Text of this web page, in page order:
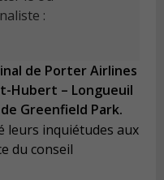
:
de Porter Airlines
Hubert – Longueuil
Greenfield Park.
leurs inquiétudes aux
du conseil